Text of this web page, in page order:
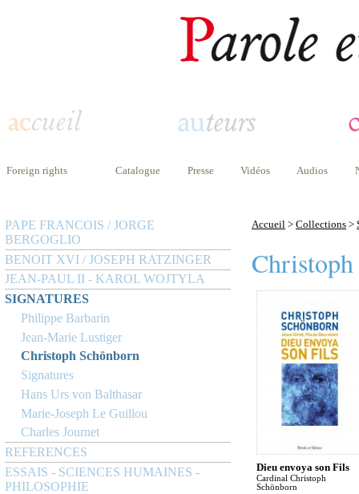
Foreign rights Catalogue Presse Vidéos Audios
PAPE FRANCOIS / JORGE
BERGOGLIO
BENOIT XVI / JOSEPH RATZINGER
JEAN-PAUL II - KAROL WOJTYLA
SIGNATURES
Philippe Barbarin
Jean-Marie Lustiger
Christoph Schönborn
Signatures
Hans Urs von Balthasar
Marie-Joseph Le Guillou
Charles Journet
REFERENCES
ESSAIS - SCIENCES HUMAINES -
PHILOSOPHIE
Accueil > Collections >
Dieu envoya son Fils
Cardinal Christoph
Schönborn